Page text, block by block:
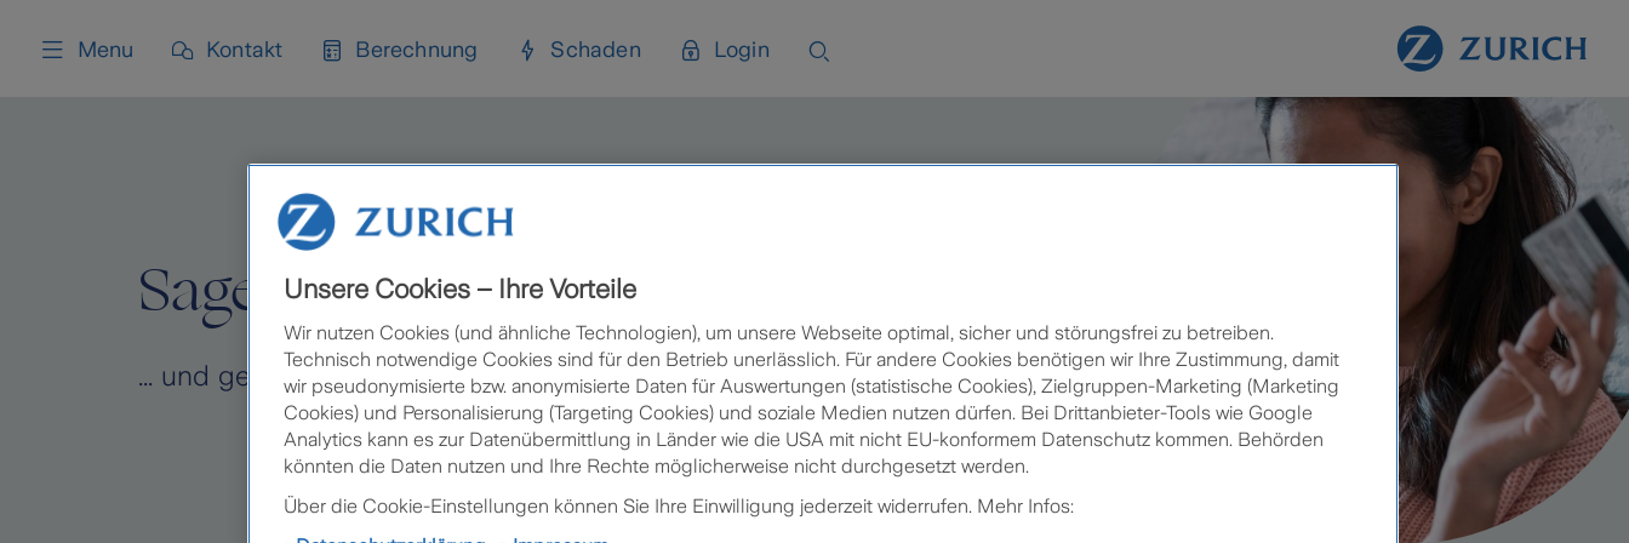
Menu Kontakt Berechnung Schaden Login
Sagen Sie „Ja“
... und gehen Sie shoppen.
Unsere Cookies – Ihre Vorteile
Wir nutzen Cookies (und ähnliche Technologien), um unsere Webseite optimal, sicher und störungsfrei zu betreiben.
Technisch notwendige Cookies sind für den Betrieb unerlässlich. Für andere Cookies benötigen wir Ihre Zustimmung, damit
wir pseudonymisierte bzw. anonymisierte Daten für Auswertungen (statistische Cookies), Zielgruppen-Marketing (Marketing
Cookies) und Personalisierung (Targeting Cookies) und soziale Medien nutzen dürfen. Bei Drittanbieter-Tools wie Google
Analytics kann es zur Datenübermittlung in Länder wie die USA mit nicht EU-konformem Datenschutz kommen. Behörden
könnten die Daten nutzen und Ihre Rechte möglicherweise nicht durchgesetzt werden.
Über die Cookie-Einstellungen können Sie Ihre Einwilligung jederzeit widerrufen. Mehr Infos: